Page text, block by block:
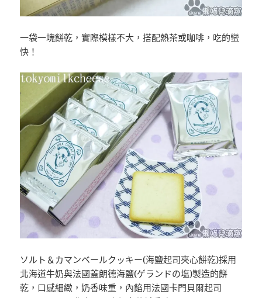
一袋一塊餅乾，實際模樣不大，搭配熱茶或咖啡，吃的蠻
快！
ソルト＆カマンベールクッキー(海鹽起司夾心餅乾)採用
北海道牛奶與法國蓋朗德海鹽(ゲランドの塩)製造的餅
乾，口感細緻，奶香味重，內餡用法國卡門貝爾起司